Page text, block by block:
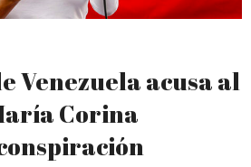
Venezuela acusa al
Corina